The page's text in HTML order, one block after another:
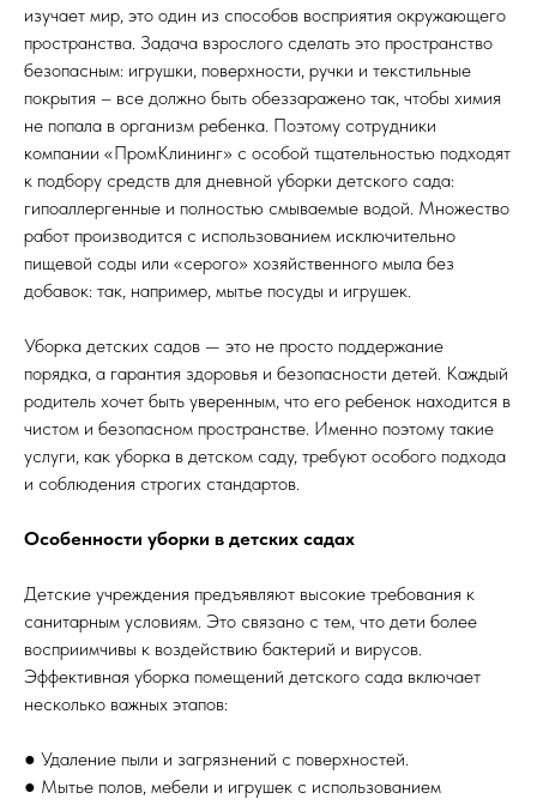
изучает мир, это один из способов восприятия окружающего
пространства. Задача взрослого сделать это пространство
безопасным: игрушки, поверхности, ручки и текстильные
покрытия – все должно быть обеззаражено так, чтобы химия
не попала в организм ребенка. Поэтому сотрудники
компании «ПромКлининг» с особой тщательностью подходят
к подбору средств для дневной уборки детского сада:
гипоаллергенные и полностью смываемые водой. Множество
работ производится с использованием исключительно
пищевой соды или «серого» хозяйственного мыла без
добавок: так, например, мытье посуды и игрушек.
Уборка детских садов — это не просто поддержание
порядка, а гарантия здоровья и безопасности детей. Каждый
родитель хочет быть уверенным, что его ребенок находится в
чистом и безопасном пространстве. Именно поэтому такие
услуги, как уборка в детском саду, требуют особого подхода
и соблюдения строгих стандартов.
Особенности уборки в детских садах
Детские учреждения предъявляют высокие требования к
санитарным условиям. Это связано с тем, что дети более
восприимчивы к воздействию бактерий и вирусов.
Эффективная уборка помещений детского сада включает
несколько важных этапов:
● Удаление пыли и загрязнений с поверхностей.
● Мытье полов, мебели и игрушек с использованием